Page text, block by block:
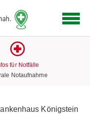
Link
zur
für Notfälle
Notaufnahme
Königstein